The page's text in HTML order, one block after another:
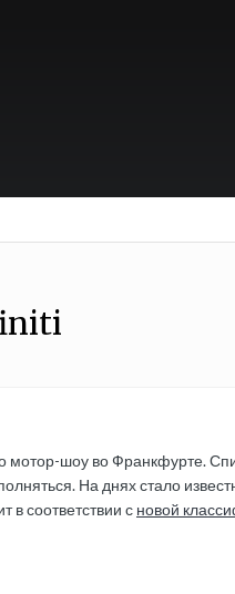
шоу во Франкфурте.
На днях стало
в соответствии с новой